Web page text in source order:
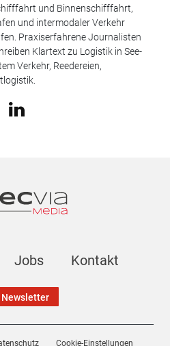
und Binnenschifffahrt,
und intermodaler Verkehr
Praxiserfahrene Journalisten
Klartext zu Logistik in See-
Verkehr, Reedereien,
Jobs Kontakt
Newsletter
Cookie-Einstellungen